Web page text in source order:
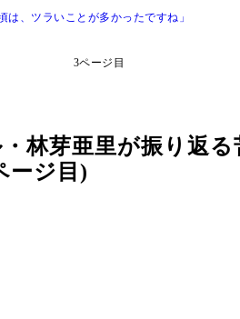
、ツラいことが多かったですね」
3ページ目
林芽亜里が振り返
ージ目)